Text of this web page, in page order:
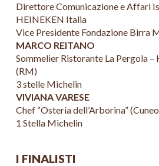
Direttore Comunicazione e Affari
HEINEKEN Italia
Vice Presidente Fondazione Birra
MARCO REITANO
Sommelier Ristorante La Pergola
(RM)
3 stelle Michelin
VIVIANA VARESE
Chef “Osteria dell’Arborina”
1 Stella Michelin
I FINALISTI